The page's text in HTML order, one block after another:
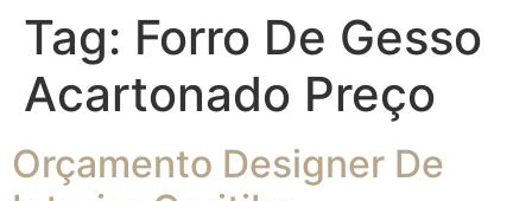
Tag: Forro De Gesso
Acartonado Preço
Orçamento Designer De